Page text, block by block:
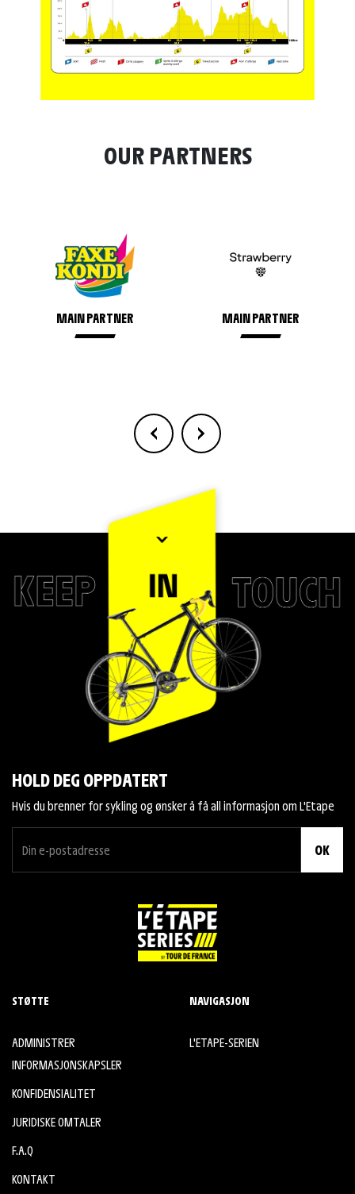
OUR PARTNERS
MAIN PARTNER MAIN PARTNER
HOLD DEG OPPDATERT
Hvis du brenner for sykling og ønsker å få all informasjon om L'Etape
OK
STØTTE
ADMINISTRER
INFORMASJONSKAPSLER
KONFIDENSIALITET
JURIDISKE OMTALER
F.A.Q
KONTAKT
NAVIGASJON
L'ETAPE-SERIEN